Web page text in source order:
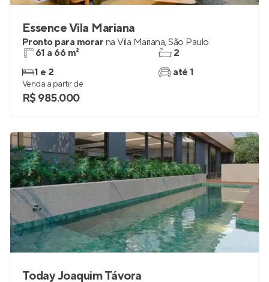
Essence Vila Mariana
Pronto para morar na Vila Mariana,São Paulo
61 a 66 m²
1 e 2
2
até 1
Venda a partir de
R$ 985.000
Today Joaquim Távora